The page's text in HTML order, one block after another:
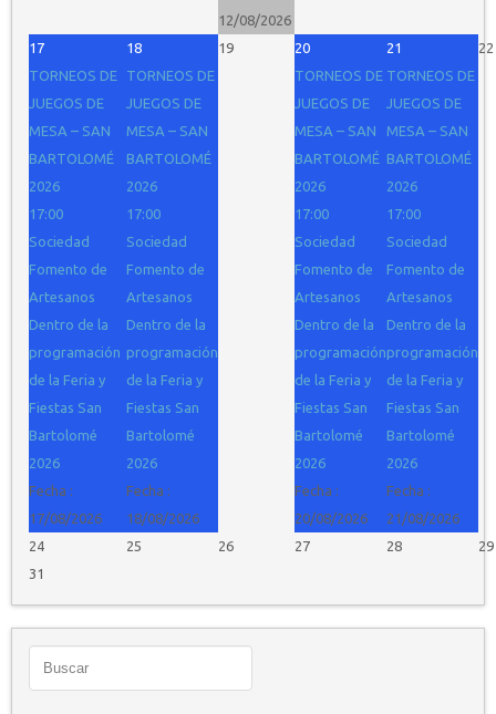
12/08/2026
17
TORNEOS DE
JUEGOS DE
MESA – SAN
BARTOLOMÉ
2026
17:00
Sociedad
Fomento de
Artesanos
Dentro de la
programación
de la Feria y
Fiestas San
Bartolomé
2026
Fecha :
17/08/2026
18
TORNEOS DE
JUEGOS DE
MESA – SAN
BARTOLOMÉ
2026
17:00
Sociedad
Fomento de
Artesanos
Dentro de la
programación
de la Feria y
Fiestas San
Bartolomé
2026
Fecha :
18/08/2026
19
20
TORNEOS DE
JUEGOS DE
MESA – SAN
BARTOLOMÉ
2026
17:00
Sociedad
Fomento de
Artesanos
Dentro de la
programación
de la Feria y
Fiestas San
Bartolomé
2026
Fecha :
20/08/2026
21
TORNEOS DE
JUEGOS DE
MESA – SAN
BARTOLOMÉ
2026
17:00
Sociedad
Fomento de
Artesanos
Dentro de la
programación
de la Feria y
Fiestas San
Bartolomé
2026
Fecha :
21/08/2026
22
24 25 26 27 28
29
31